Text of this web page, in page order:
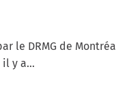
le DRMG de
il y a…